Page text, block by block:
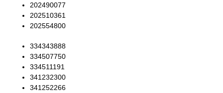
202490077
202510361
202554800
334343888
334507750
334511191
341232300
341252266